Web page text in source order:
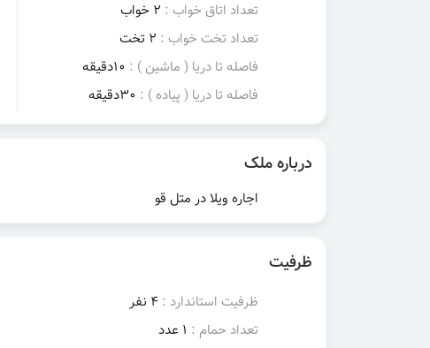
تعداد اتاق خواب : 2 خواب
تعداد تخت خواب : 2 تخت
فاصله تا دریا ( ماشین ) : 10دقیقه
فاصله تا دریا ( پیاده ) : 30دقیقه
درباره ملک
اجاره ویلا در متل قو
ظرفیت
ظرفیت استاندارد : 4 نفر
تعداد حمام : 1 عدد